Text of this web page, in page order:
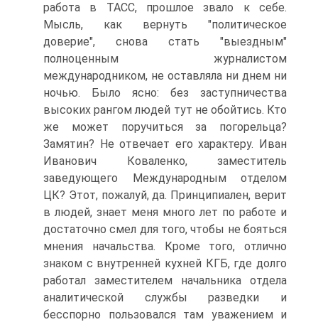
работа в ТАСС, прошлое звало к себе.
Мысль, как вернуть "политическое
доверие", снова стать "выездным"
полноценным журналистом
международником, не оставляла ни днем ни
ночью. Было ясно: без заступничества
высоких рангом людей тут не обойтись. Кто
же может поручиться за погорельца?
Замятин? Не отвечает его характеру. Иван
Иванович Коваленко, заместитель
заведующего Международным отделом
ЦК? Этот, пожалуй, да. Принципиален, верит
в людей, знает меня много лет по работе и
достаточно смел для того, чтобы не бояться
мнения начальства. Кроме того, отлично
знаком с внутренней кухней КГБ, где долго
работал заместителем начальника отдела
аналитической службы разведки и
бесспорно пользовался там уважением и